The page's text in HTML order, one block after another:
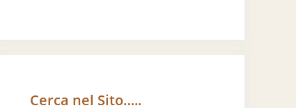
Cerca nel Sito…..